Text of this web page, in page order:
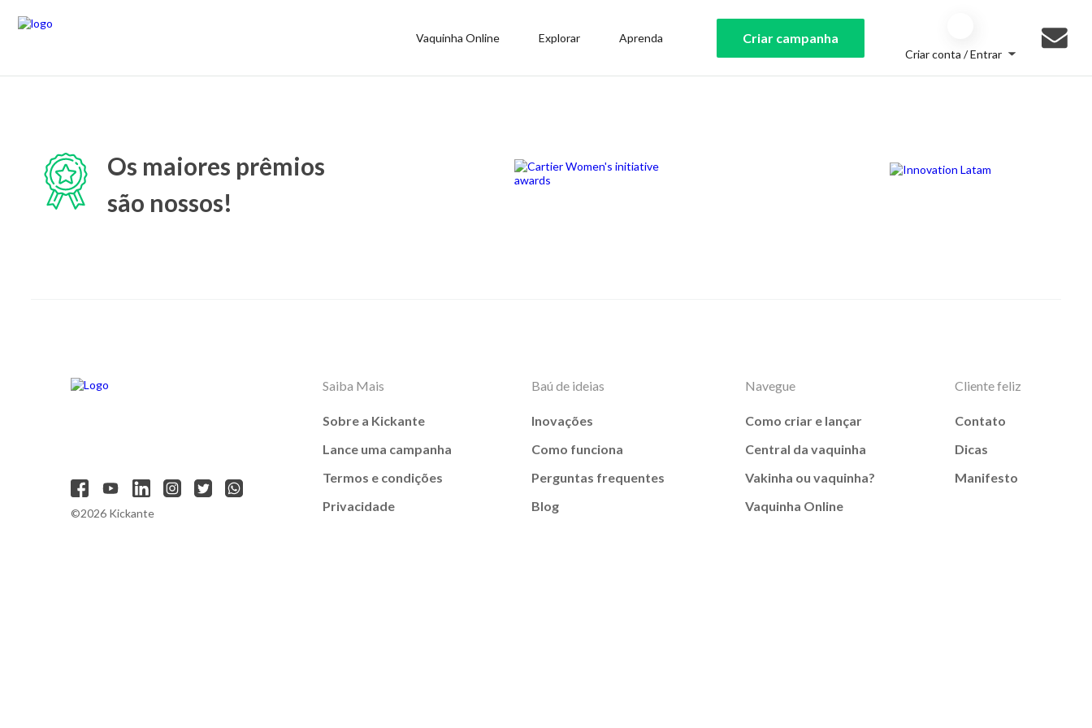
Vaquinha Online Explorar Aprenda Criar campanha
Criar conta / Entrar
Os maiores prêmios
são nossos!
©2026 Kickante
Saiba Mais
Sobre a Kickante
Lance uma campanha
Termos e condições
Privacidade
Baú de ideias
Inovações
Como funciona
Perguntas frequentes
Blog
Navegue
Como criar e lançar
Central da vaquinha
Vakinha ou vaquinha?
Vaquinha Online
Cliente feliz
Contato
Dicas
Manifesto